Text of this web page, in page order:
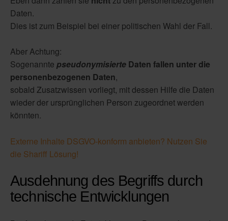
Daten.
Dies ist zum Beispiel bei einer politischen Wahl der Fall.
Aber Achtung:
Sogenannte pseudonymisierte Daten fallen unter die
personenbezogenen Daten,
sobald Zusatzwissen vorliegt, mit dessen Hilfe die Daten
wieder der ursprünglichen Person zugeordnet werden
könnten.
Externe Inhalte DSGVO-konform anbieten? Nutzen Sie
die Shariff Lösung!
Ausdehnung des Begriffs durch
technische Entwicklungen